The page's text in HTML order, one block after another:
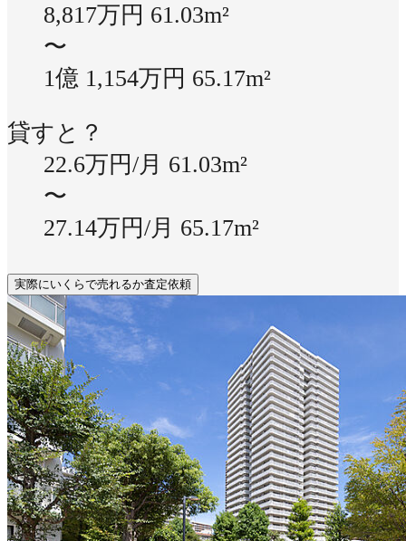
8,817万円 61.03m²
〜
1億 1,154万円 65.17m²
貸すと？
22.6万円/月 61.03m²
〜
27.14万円/月 65.17m²
実際にいくらで売れるか査定依頼